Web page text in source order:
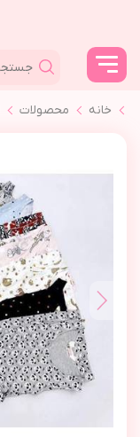
خانه محصولات